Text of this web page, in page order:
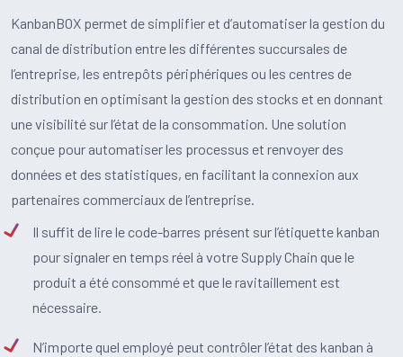
KanbanBOX permet de simplifier et d’automatiser la gestion du
canal de distribution entre les différentes succursales de
l’entreprise, les entrepôts périphériques ou les centres de
distribution en optimisant la gestion des stocks et en donnant
une visibilité sur l’état de la consommation. Une solution
conçue pour automatiser les processus et renvoyer des
données et des statistiques, en facilitant la connexion aux
partenaires commerciaux de l’entreprise.
Il suffit de lire le code-barres présent sur l’étiquette kanban
pour signaler en temps réel à votre Supply Chain que le
produit a été consommé et que le ravitaillement est
nécessaire.
N’importe quel employé peut contrôler l’état des kanban à